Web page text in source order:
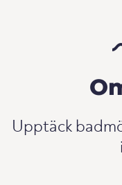
Upptäck